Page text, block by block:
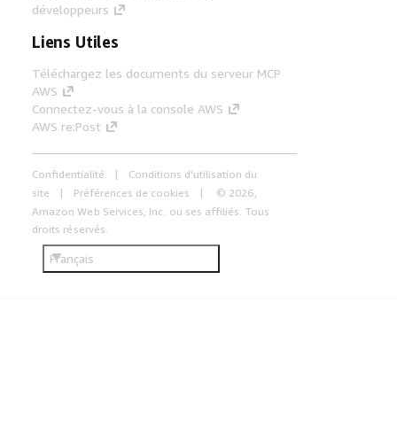
développeurs
Liens Utiles
Téléchargez les documents du serveur MCP
AWS
Connectez-vous à la console AWS
AWS re:Post
Confidentialité
Conditions d'utilisation du
site
Préférences de cookies
© 2026,
Amazon Web Services, Inc. ou ses affiliés. Tous
droits réservés.
Français